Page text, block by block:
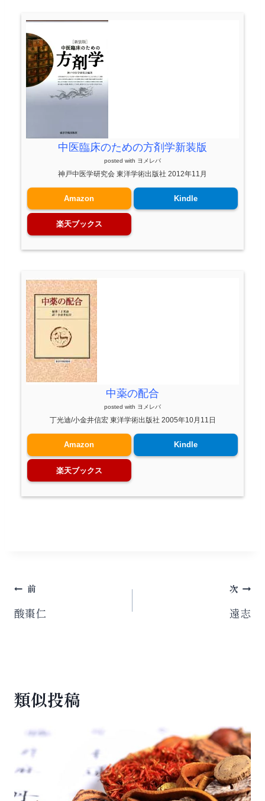
中医臨床のための方剤学新装版
posted with ヨメレバ
神戸中医学研究会 東洋学術出版社 2012年11月
Amazon Kindle
楽天ブックス
中薬の配合
posted with ヨメレバ
丁光迪/小金井信宏 東洋学術出版社 2005年10月11日
Amazon Kindle
楽天ブックス
投
稿
ゲ
ー
シ
ョ
ン
前
酸棗仁
次
遠志
類似投稿